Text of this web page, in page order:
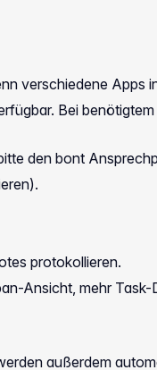
verschiedene Apps
Bei
den bont
protokollieren.
Ansicht, mehr
außerdem